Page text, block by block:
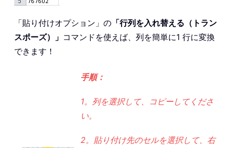
「貼り付けオプション」の 「行列を入れ替える（トラン
スポーズ）」 コマンドを使えば、列を簡単に1 行に変換
できます！
手順：
1。列を選択して、コピーしてくださ
い。
2。貼り付け先のセルを選択して、右